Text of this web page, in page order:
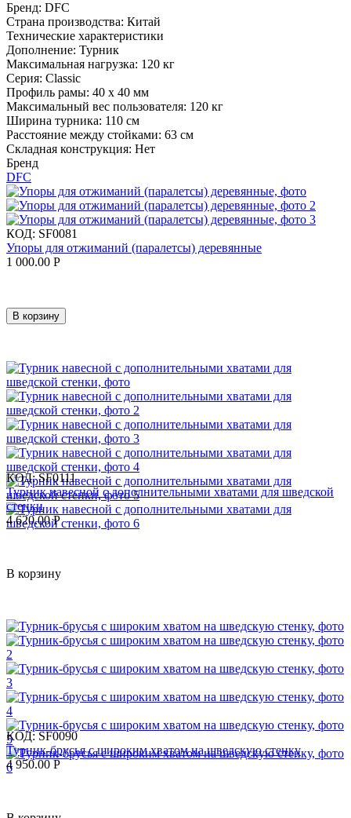
Бренд: DFC
Страна производства: Китай
Технические характеристики
Дополнение: Турник
Максимальная нагрузка: 120 кг
Серия: Classic
Профиль рамы: 40 х 40 мм
Максимальный вес пользователя: 120 кг
Ширина турника: 110 см
Расстояние между стойками: 63 см
Складная конструкция: Нет
Бренд
DFC
КОД: SF0081
Упоры для отжиманий (паралетсы) деревянные
1 000.00 Р
В корзину
КОД: SF0111
Турник навесной c дополнительными хватами для шведской
стенки
4 620.00 Р
В корзину
КОД: SF0090
Турник-брусья с широким хватом на шведскую стенку
4 950.00 Р